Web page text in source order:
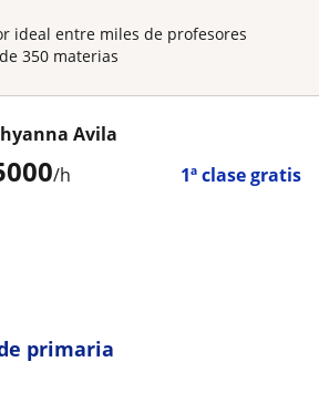
ideal entre miles de profesores
350 materias
/h 1ª clase gratis
Avila
primaria